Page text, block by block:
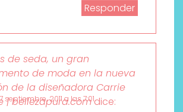
Responder
de seda, un gran
de moda en la nueva
de la diseñadora Carrie
| bellezapura.com dice:
7 septiembre, 2011 a las 7:01